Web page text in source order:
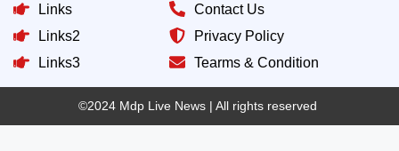
Links
Links2
Links3
Contact Us
Privacy Policy
Tearms & Condition
©2024 Mdp Live News | All rights reserved